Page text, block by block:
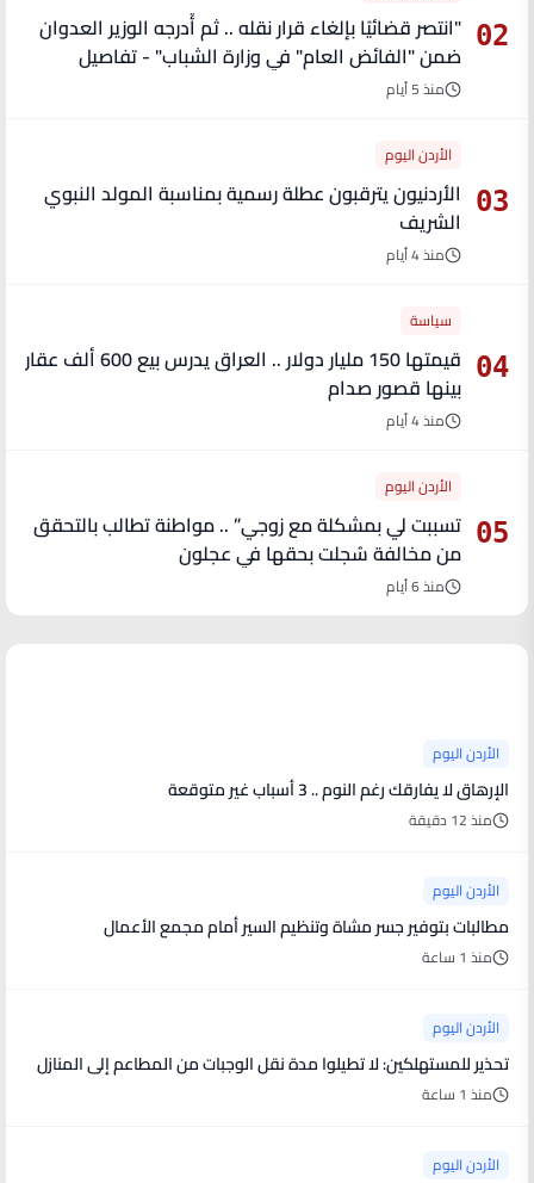
02
"انتصر قضائيًا بإلغاء قرار نقله .. ثم أُدرجه الوزير العدوان
ضمن "الفائض العام" في وزارة الشباب" - تفاصيل
منذ 5 أيام
03
الأردن اليوم
الأردنيون يترقبون عطلة رسمية بمناسبة المولد النبوي
الشريف
منذ 4 أيام
04
سياسة
قيمتها 150 مليار دولار .. العراق يدرس بيع 600 ألف عقار
بينها قصور صدام
منذ 4 أيام
05
الأردن اليوم
تسببت لي بمشكلة مع زوجي” .. مواطنة تطالب بالتحقق
من مخالفة سُجلت بحقها في عجلون
منذ 6 أيام
الأردن اليوم
الإرهاق لا يفارقك رغم النوم .. 3 أسباب غير متوقعة
منذ 12 دقيقة
الأردن اليوم
مطالبات بتوفير جسر مشاة وتنظيم السير أمام مجمع الأعمال
منذ 1 ساعة
الأردن اليوم
تحذير للمستهلكين: لا تطيلوا مدة نقل الوجبات من المطاعم إلى المنازل
منذ 1 ساعة
الأردن اليوم